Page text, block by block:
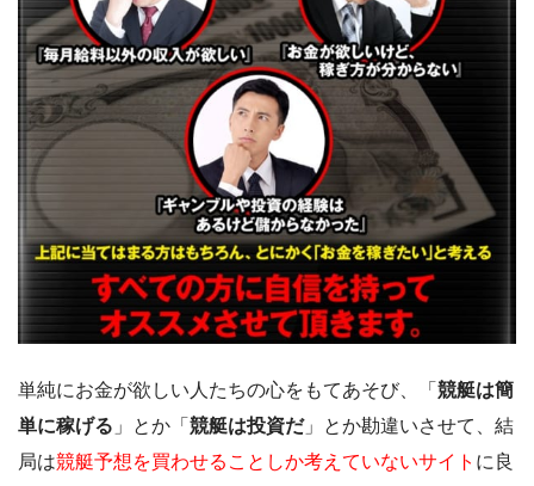
単純にお金が欲しい人たちの心をもてあそび、「 競艇は簡
単に稼げる 」とか「 競艇は投資だ」とか勘違いさせて、結
局は競艇予想を買わせることしか考えていないサイト に良